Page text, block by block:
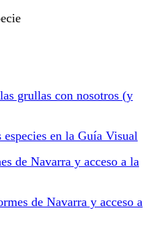
grullas con nosotros (y
especies en la Guía Visual
de Navarra y acceso a la
de Navarra y acceso a